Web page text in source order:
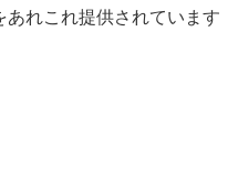
あれこれ提供されています